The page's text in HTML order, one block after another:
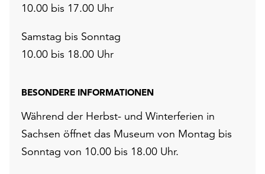
10.00 bis 17.00 Uhr
Samstag bis Sonntag
10.00 bis 18.00 Uhr
BESONDERE INFORMATIONEN
Während der Herbst- und Winterferien in
Sachsen öffnet das Museum von Montag bis
Sonntag von 10.00 bis 18.00 Uhr.